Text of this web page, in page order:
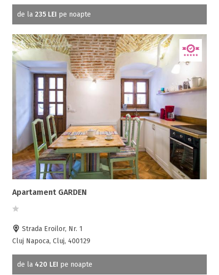
de la 235 LEI pe noapte
Apartament GARDEN
Strada Eroilor, Nr. 1
Cluj Napoca, Cluj, 400129
de la 420 LEI pe noapte